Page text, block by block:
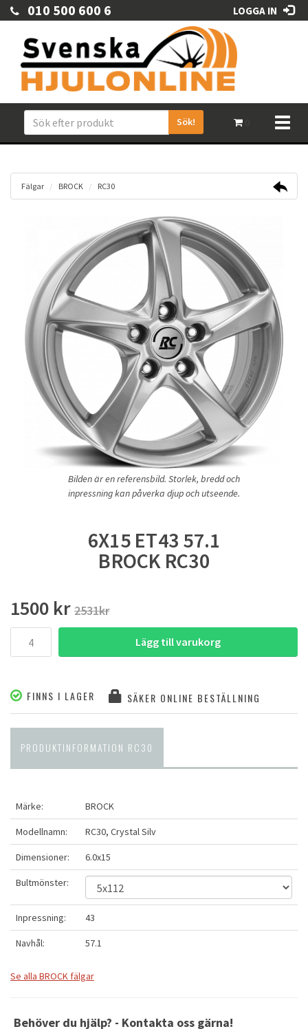
010 500 600 6 LOGGA IN
Sök!
Fälgar BROCK RC30
Bilden är en referensbild. Storlek, bredd och
inpressning kan påverka djup och utseende.
6X15 ET43 57.1
BROCK RC30
1500 kr 2531kr
Lägg till varukorg
FINNS I LAGER SÄKER ONLINE BESTÄLLNING
PRODUKTINFORMATION RC30
Märke: BROCK
Modellnamn: RC30, Crystal Silv
Dimensioner: 6.0x15
Bultmönster:
Inpressning: 43
Navhål: 57.1
Se alla BROCK fälgar
Behöver du hjälp? - Kontakta oss gärna!